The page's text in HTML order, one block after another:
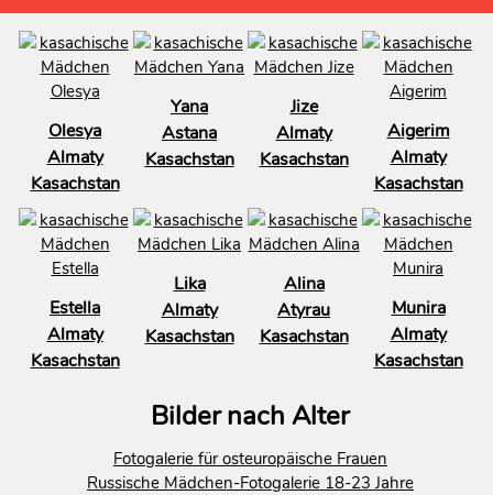
Olesya
Almaty
Kasachstan
Yana
Astana
Kasachstan
Jize
Almaty
Kasachstan
Aigerim
Almaty
Kasachstan
Estella
Almaty
Kasachstan
Lika
Almaty
Kasachstan
Alina
Atyrau
Kasachstan
Munira
Almaty
Kasachstan
Bilder nach Alter
Fotogalerie für osteuropäische Frauen
Russische Mädchen-Fotogalerie 18-23 Jahre